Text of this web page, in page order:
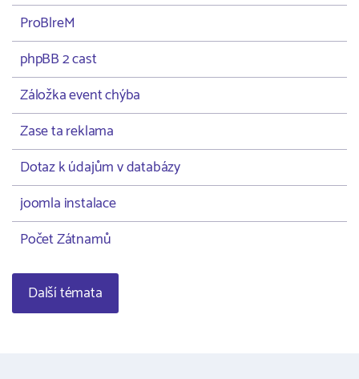
ProBlreM
phpBB 2 cast
Záložka event chýba
Zase ta reklama
Dotaz k údajům v databázy
joomla instalace
Počet Zátnamů
Další témata